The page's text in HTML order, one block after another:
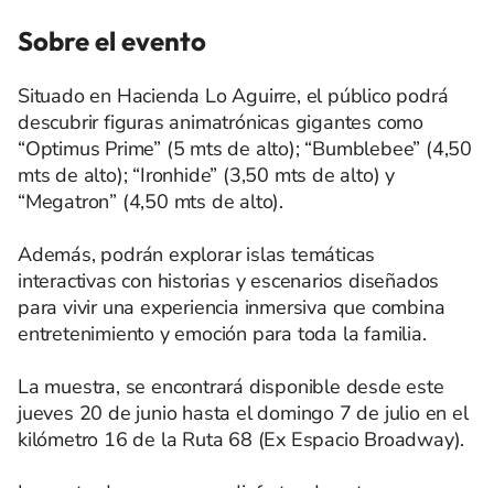
Sobre el evento
Situado en Hacienda Lo Aguirre, el público podrá
descubrir figuras animatrónicas gigantes como
“Optimus Prime” (5 mts de alto); “Bumblebee” (4,50
mts de alto); “Ironhide” (3,50 mts de alto) y
“Megatron” (4,50 mts de alto).
Además, podrán explorar islas temáticas
interactivas con historias y escenarios diseñados
para vivir una experiencia inmersiva que combina
entretenimiento y emoción para toda la familia.
La muestra, se encontrará disponible desde este
jueves 20 de junio hasta el domingo 7 de julio en el
kilómetro 16 de la Ruta 68 (Ex Espacio Broadway).